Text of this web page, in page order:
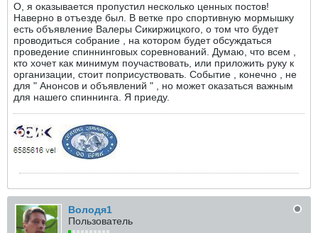
О, я оказывается пропустил несколько ценных постов!
Наверно в отъезде был. В ветке про спортивную мормышку
есть объявление Валеры Сикиржицкого, о том что будет
проводиться собрание , на котором будет обсуждаться
проведение спиннинговых соревнований. Думаю, что всем ,
кто хочет как минимум поучаствовать, или приложить руку к
организации, стоит поприсуствовать. Событие , конечно , не
для " Анонсов и объявлений " , но может оказаться важным
для нашего спиннинга. Я приеду.
Володя1
Пользователь